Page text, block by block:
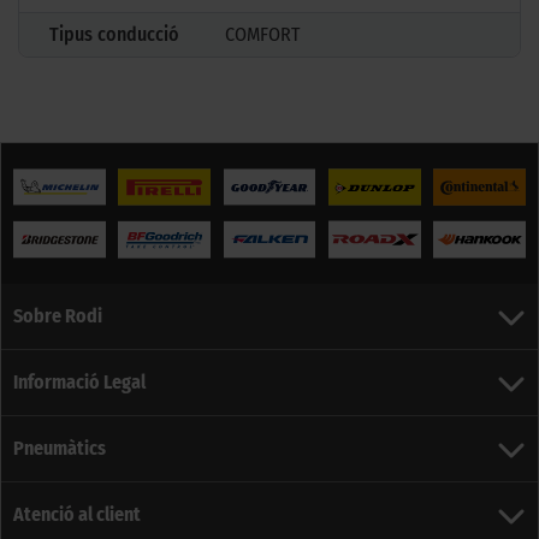
Tipus conducció
COMFORT
Sobre Rodi
Informació Legal
Pneumàtics
Atenció al client